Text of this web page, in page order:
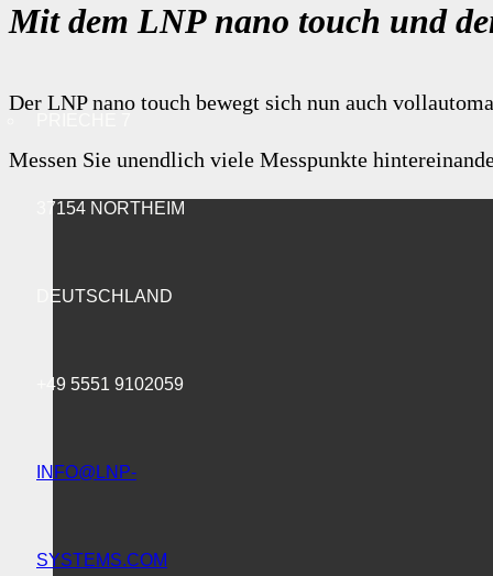
37154 NORTHEIM
DEUTSCHLAND
+49 5551 9102059
INFO@LNP-
SYSTEMS.COM
Mit dem LNP nano touch und
Der LNP nano touch bewegt sich nun auch
Messen Sie unendlich viele Messpunkte